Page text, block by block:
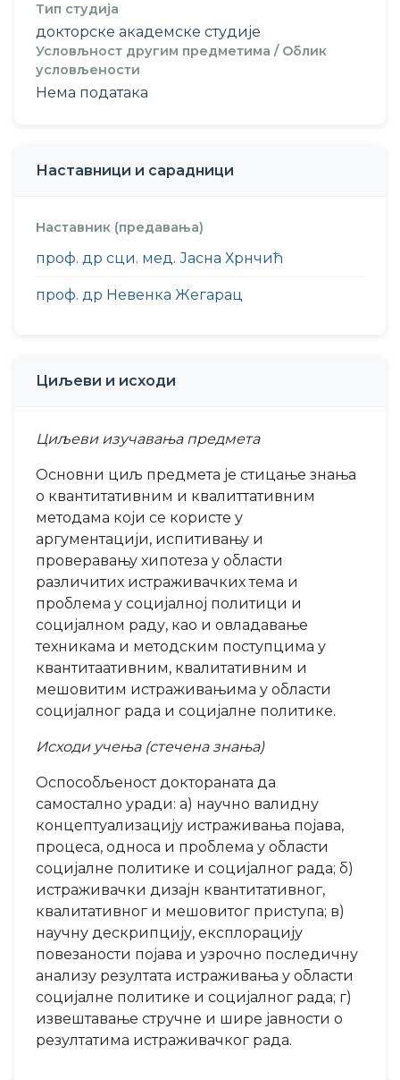
Тип студија
докторске академске студије
Условљност другим предметима / Облик
условљености
Нема података
Наставници и сарадници
Наставник (предавања)
проф. др сци. мед. Јасна Хрнчић
проф. др Невенка Жегарац
Циљеви и исходи
Циљеви изучавања предмета
Основни циљ предмета је стицање знања
о квантитативним и квалиттативним
методама који се користе у
аргументацији, испитивању и
проверавању хипотеза у области
различитих истраживачких тема и
проблема у социјалној политици и
социјалном раду, као и овладавање
техникамa и методским поступцима у
квантитаативним, квалитативним и
мешовитим истраживањима у области
социјалног рада и социјалне политике.
Исходи учења (стечена знања)
Оспособљеност доктораната да
самостално уради: а) научно валидну
концептуализацију истраживања појава,
процеса, односа и проблема у области
социјалне политике и социјалног рада; б)
истраживачки дизајн квантитативног,
квалитативног и мешовитог приступа; в)
научну дескрипцију, експлорацију
повезаности појава и узрочно последичну
анализу резултата истраживања у области
социјалне политике и социјалног рада; г)
извештавање стручне и шире јавности о
резултатима истраживачког рада.